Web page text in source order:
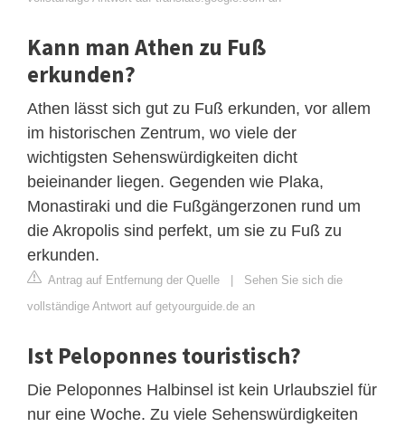
Kann man Athen zu Fuß
erkunden?
Athen lässt sich gut zu Fuß erkunden, vor allem
im historischen Zentrum, wo viele der
wichtigsten Sehenswürdigkeiten dicht
beieinander liegen. Gegenden wie Plaka,
Monastiraki und die Fußgängerzonen rund um
die Akropolis sind perfekt, um sie zu Fuß zu
erkunden.
Antrag auf Entfernung der Quelle | Sehen Sie sich die
vollständige Antwort auf getyourguide.de an
Ist Peloponnes touristisch?
Die Peloponnes Halbinsel ist kein Urlaubsziel für
nur eine Woche. Zu viele Sehenswürdigkeiten